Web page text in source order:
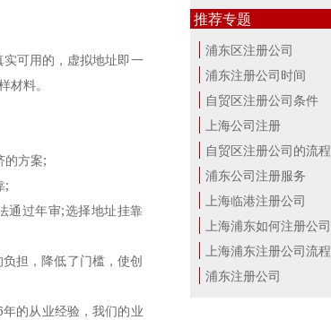
可用的，虚拟地址即一
料。
方案;
;
过年审;选择地址挂靠
担，降低了门槛，使创
的从业经验，我们的业
推荐专题
浦东区注册公司
浦东注册公司时间
自贸区注册公司条件
上海公司注册
自贸区注册公司的流程
浦东公司注册服务
上海临港注册公司
上海浦东如何注册公司
上海浦东注册公司流程
浦东注册公司